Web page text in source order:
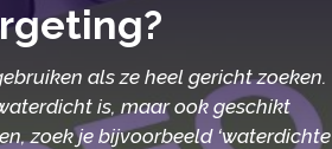
als ze heel gericht zoeken.​
is, maar ook geschikt
zoek je bijvoorbeeld ‘waterdichte